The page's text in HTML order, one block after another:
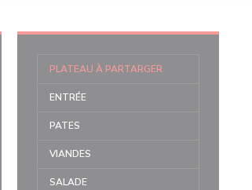
PLATEAU À PARTARGER
ENTRÉE
PATES
VIANDES
SALADE